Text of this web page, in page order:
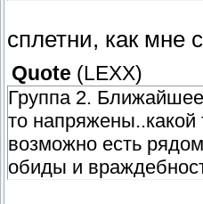
сплетни, как мне
Quote (LEXX)
Группа 2.
то
возможно есть
обиды и